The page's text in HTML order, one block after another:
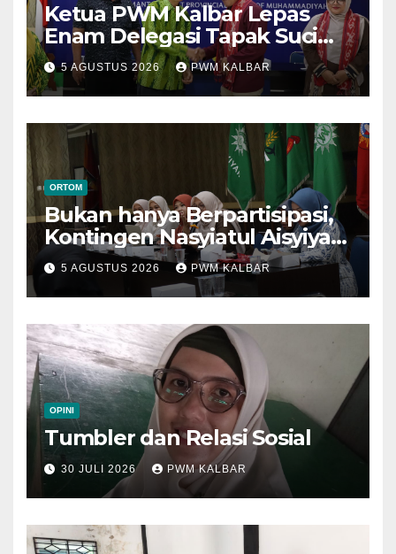
Ketua PWM Kalbar Lepas
Enam Delegasi Tapak Suci
Menuju Muktamar XVI di
Semarang
5 AGUSTUS 2026 PWM KALBAR
ORTOM
Bukan hanya Berpartisipasi,
Kontingen Nasyiatul Aisyiyah
Kalbar Perjuangkan Program
di Muktamar XV
5 AGUSTUS 2026 PWM KALBAR
OPINI
Tumbler dan Relasi Sosial
30 JULI 2026 PWM KALBAR